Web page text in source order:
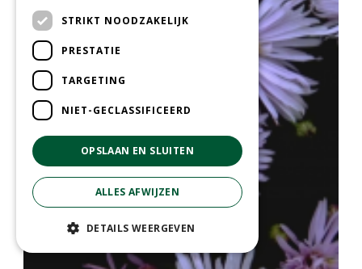
STRIKT NOODZAKELIJK
PRESTATIE
TARGETING
NIET-GECLASSIFICEERD
OPSLAAN EN SLUITEN
ALLES AFWIJZEN
DETAILS WEERGEVEN